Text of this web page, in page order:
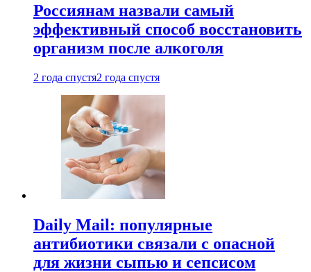
Россиянам назвали самый
эффективный способ восстановить
организм после алкоголя
2 года спустя2 года спустя
Daily Mail: популярные
антибиотики связали с опасной
для жизни сыпью и сепсисом